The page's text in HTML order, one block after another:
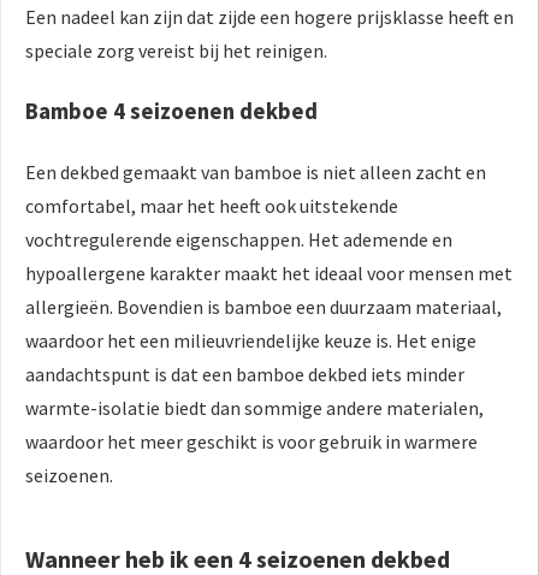
Een nadeel kan zijn dat zijde een hogere prijsklasse heeft en
speciale zorg vereist bij het reinigen.
Bamboe 4 seizoenen dekbed
Een dekbed gemaakt van bamboe is niet alleen zacht en
comfortabel, maar het heeft ook uitstekende
vochtregulerende eigenschappen. Het ademende en
hypoallergene karakter maakt het ideaal voor mensen met
allergieën. Bovendien is bamboe een duurzaam materiaal,
waardoor het een milieuvriendelijke keuze is. Het enige
aandachtspunt is dat een bamboe dekbed iets minder
warmte-isolatie biedt dan sommige andere materialen,
waardoor het meer geschikt is voor gebruik in warmere
seizoenen.
Wanneer heb ik een 4 seizoenen dekbed